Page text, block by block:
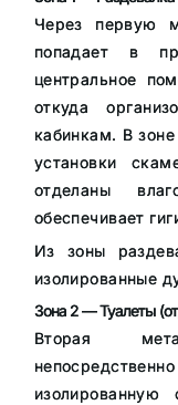
Через первую
попадает в
центральное
откуда
кабинкам. В
установки
отделаны
обеспечивает
Из зоны
изолированные
Зона 2 — Туалеты
Вторая